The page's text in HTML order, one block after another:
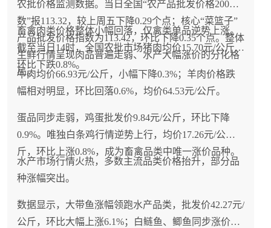
农批价格监测数据。当日全国“农产品批发价格200指
数”报113.32，较上周五下降0.29个点；核心“菜篮子”
产品批发价格指数为113.42，环比下降0.35个点。整体
生鲜行情呈现肉品普遍走弱、水产大幅涨价的分化格
局。
畜禽肉类价格整体小幅回落，仅禽类单品逆势上涨。
截至当日14时，全国农批市场猪肉均价15.70元/公斤，
环比下跌0.8%。
牛肉均价66.93元/公斤，小幅下降0.3%；羊肉价格跌
幅相对明显，环比回落0.6%，均价64.53元/公斤。
蛋品同步走弱，鸡蛋批发价9.84元/公斤，环比下降
0.9%。唯独白条鸡行情逆势上行，均价17.26元/公
斤，环比上涨0.8%，成为畜禽品类中唯一涨价品种。
水产市场行情火热，多数主流品类价格抬升，部分品
种涨幅突出。
数据显示，大带鱼涨幅领跑水产品类，批发价42.27元/
公斤，环比大幅上涨6.1%；白鲢鱼、鲫鱼同步涨价，